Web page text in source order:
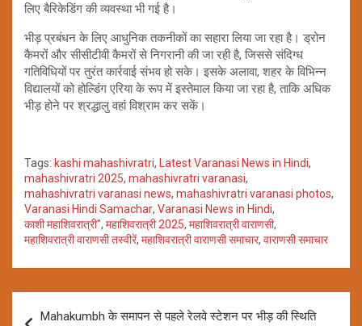
लिए बैरिकेडिंग की व्यवस्था भी गई है।
भीड़ प्रबंधन के लिए आधुनिक तकनीकों का सहारा लिया जा रहा है। ड्रोन
कैमरों और सीसीटीवी कैमरों से निगरानी की जा रही है, जिससे संदिग्ध
गतिविधियों पर तुरंत कार्रवाई संभव हो सके। इसके अलावा, शहर के विभिन्न
विद्यालयों को होल्डिंग एरिया के रूप में इस्तेमाल किया जा रहा है, ताकि अधिक
भीड़ होने पर श्रद्धालु वहां विश्राम कर सकें।
Tags: kashi mahashivratri, Latest Varanasi News in Hindi,
mahashivratri 2025, mahashivratri varanasi,
mahashivratri varanasi news, mahashivratri varanasi photos,
Varanasi Hindi Samachar, Varanasi News in Hindi,
काशी महाशिवरात्री", महाशिवरात्री 2025, महाशिवरात्री वाराणसी,
महाशिवरात्री वाराणसी तस्वीरें, महाशिवरात्री वाराणसी समाचार, वाराणसी समाचार
Mahakumbh के समापन से पहले रेलवे स्टेशन पर भीड़ की स्थिति